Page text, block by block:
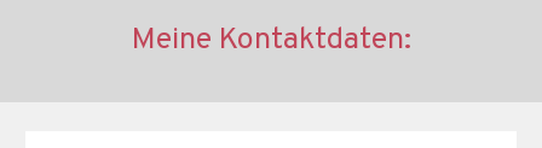
Meine Kontaktdaten: